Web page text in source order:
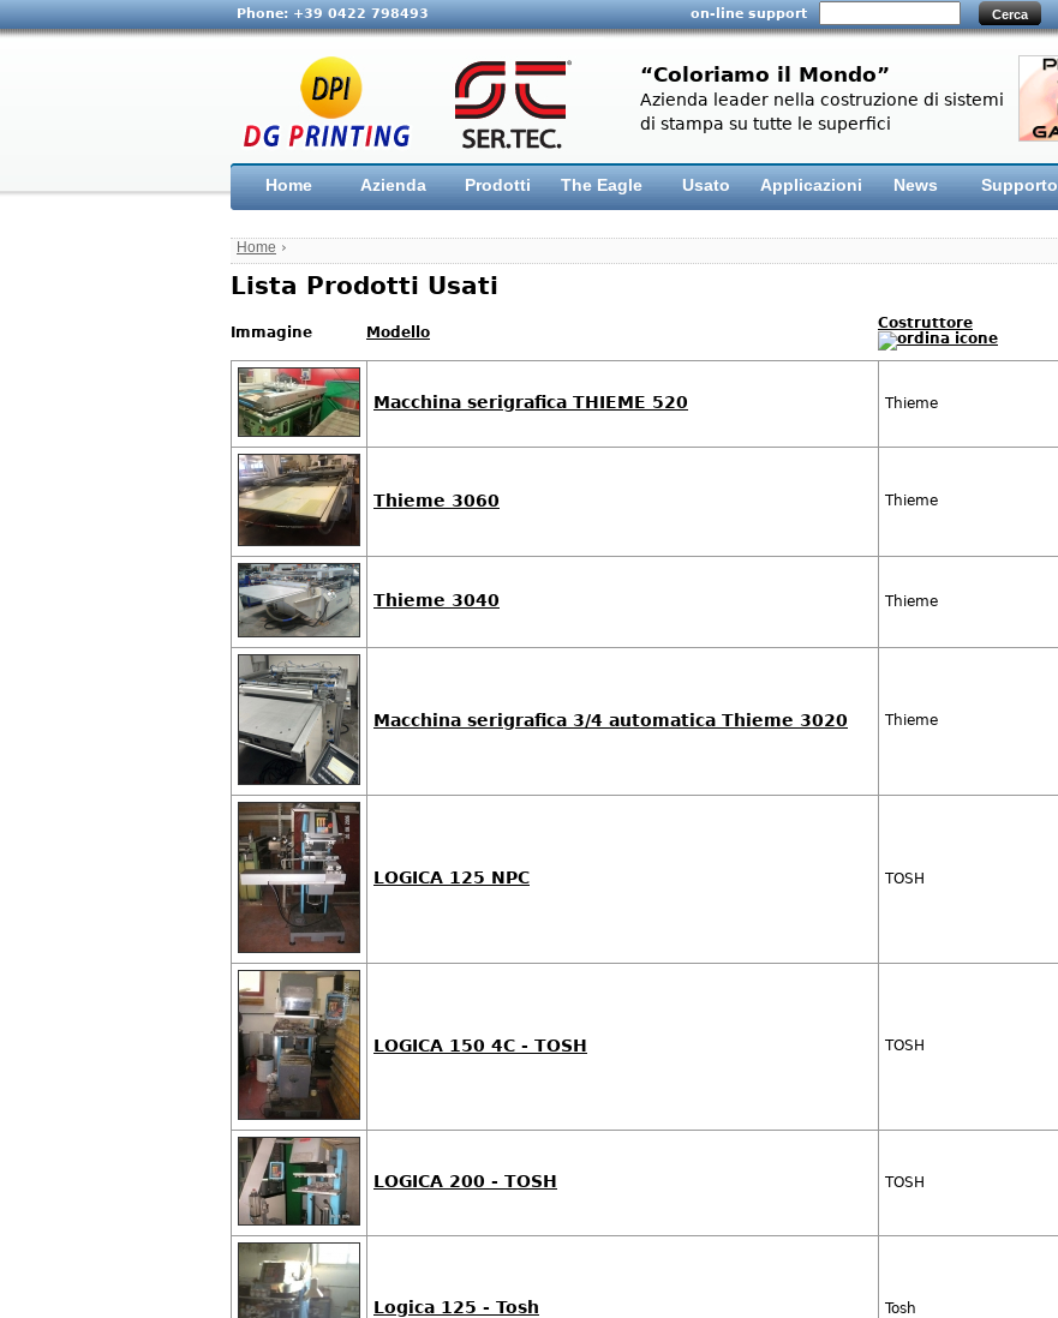
Phone: +39 0422 798493 on-line support
“Coloriamo il Mondo”
Azienda leader nella costruzione di sistemi
di stampa su tutte le superfici
Home Azienda Prodotti The Eagle Usato Applicazioni News Supporto
Home ›
Lista Prodotti Usati
Immagine Modello
Costruttore
Macchina serigrafica THIEME 520 Thieme
Thieme 3060 Thieme
Thieme 3040 Thieme
Macchina serigrafica 3/4 automatica Thieme 3020 Thieme
LOGICA 125 NPC TOSH
LOGICA 150 4C - TOSH TOSH
LOGICA 200 - TOSH TOSH
Logica 125 - Tosh Tosh